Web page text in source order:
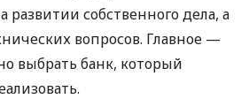
развитии собственного дела, а
вопросов. Главное —
выбрать банк, который